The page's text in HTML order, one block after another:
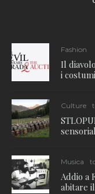
Fashion
Il
i
Culture
Musica
Addio a
abitare